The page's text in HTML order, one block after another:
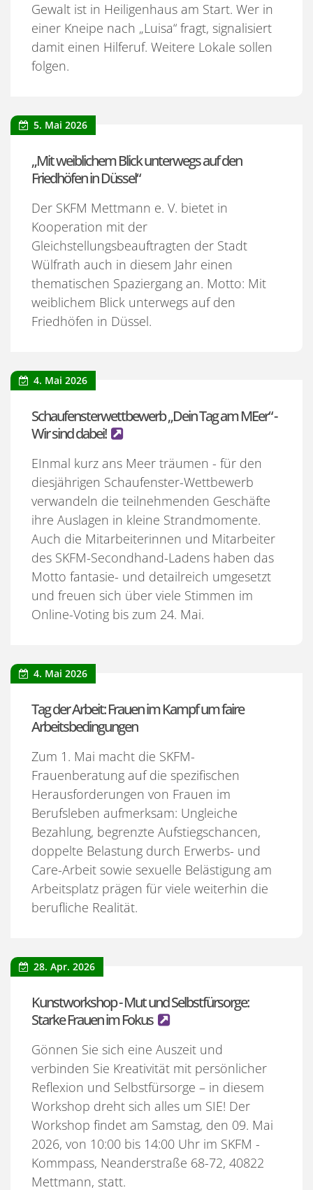
Gewalt ist in Heiligenhaus am Start. Wer in
einer Kneipe nach „Luisa“ fragt, signalisiert
damit einen Hilferuf. Weitere Lokale sollen
folgen.
„Mit weiblichem Blick unterwegs auf den
Friedhöfen in Düssel“
5. Mai 2026
Der SKFM Mettmann e. V. bietet in
Kooperation mit der
Gleichstellungsbeauftragten der Stadt
Wülfrath auch in diesem Jahr einen
thematischen Spaziergang an. Motto: Mit
weiblichem Blick unterwegs auf den
Friedhöfen in Düssel.
Schaufensterwettbewerb „Dein Tag am MEer“ -
Wir sind dabei!
4. Mai 2026
EInmal kurz ans Meer träumen - für den
diesjährigen Schaufenster-Wettbewerb
verwandeln die teilnehmenden Geschäfte
ihre Auslagen in kleine Strandmomente.
Auch die Mitarbeiterinnen und Mitarbeiter
des SKFM-Secondhand-Ladens haben das
Motto fantasie- und detailreich umgesetzt
und freuen sich über viele Stimmen im
Online-Voting bis zum 24. Mai.
Tag der Arbeit: Frauen im Kampf um faire
Arbeitsbedingungen
4. Mai 2026
Zum 1. Mai macht die SKFM-
Frauenberatung auf die spezifischen
Herausforderungen von Frauen im
Berufsleben aufmerksam: Ungleiche
Bezahlung, begrenzte Aufstiegschancen,
doppelte Belastung durch Erwerbs- und
Care-Arbeit sowie sexuelle Belästigung am
Arbeitsplatz prägen für viele weiterhin die
berufliche Realität.
Kunstworkshop - Mut und Selbstfürsorge:
Starke Frauen im Fokus
28. Apr. 2026
Gönnen Sie sich eine Auszeit und
verbinden Sie Kreativität mit persönlicher
Reflexion und Selbstfürsorge – in diesem
Workshop dreht sich alles um SIE! Der
Workshop findet am Samstag, den 09. Mai
2026, von 10:00 bis 14:00 Uhr im SKFM -
Kommpass, Neanderstraße 68-72, 40822
Mettmann, statt.